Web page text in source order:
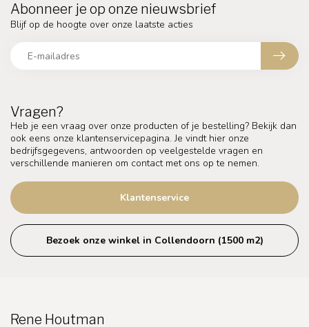
Vragen?
Heb je een vraag over onze producten of je bestelling? Bekijk dan
ook eens onze klantenservicepagina. Je vindt hier onze
bedrijfsgegevens, antwoorden op veelgestelde vragen en
verschillende manieren om contact met ons op te nemen.
Klantenservice
Bezoek onze winkel in Collendoorn (1500 m2)
Abonneer je op onze nieuwsbrief
Blijf op de hoogte over onze laatste acties
Rene Houtman